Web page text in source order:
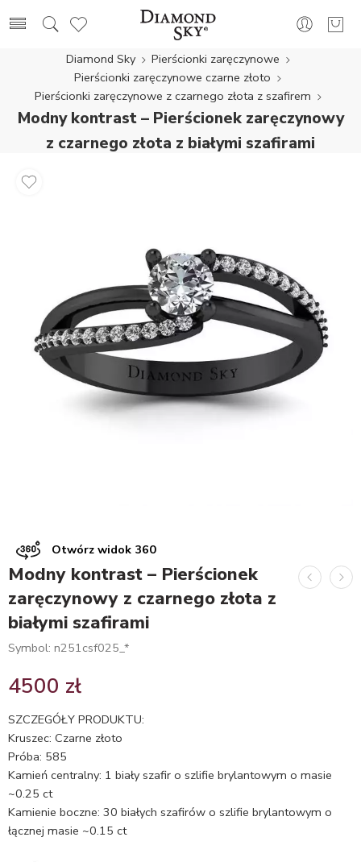
Diamond Sky
Pierścionki zaręczynowe
Pierścionki zaręczynowe czarne złoto
Pierścionki zaręczynowe z czarnego złota z szafirem
Modny kontrast – Pierścionek zaręczynowy
z czarnego złota z białymi szafirami
Otwórz widok 360
Modny kontrast – Pierścionek
zaręczynowy z czarnego złota z
białymi szafirami
Symbol: n251csf025_*
4500 zł
SZCZEGÓŁY PRODUKTU:
Kruszec: Czarne złoto
Próba: 585
Kamień centralny: 1 biały szafir o szlifie brylantowym o masie
~0.25 ct
Kamienie boczne: 30 białych szafirów o szlifie brylantowym o
łącznej masie ~0.15 ct